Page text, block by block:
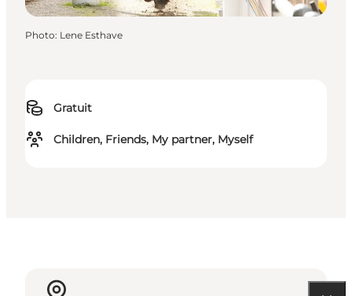
Gratuit
Children, Friends, My partner, Myself
Photo: Lene Esthave